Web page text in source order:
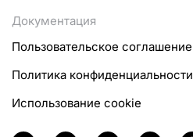
Документация
Пользовательское соглашение
Политика конфиденциальности
Использование cookie